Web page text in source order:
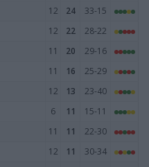
12 24
33-15
12 22
28-22
11 20
29-16
11 16
25-29
12 13
23-40
6 11
15-11
11 11
22-30
12 11
30-34